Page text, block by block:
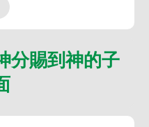
分賜到神的子